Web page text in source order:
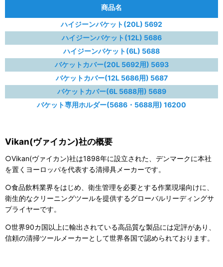
商品名
ハイジーンバケット(20L) 5692
ハイジーンバケット(12L) 5686
ハイジーンバケット(6L) 5688
バケットカバー(20L 5692用) 5693
バケットカバー(12L 5686用) 5687
バケットカバー(6L 5688用) 5689
バケット専用ホルダー(5686・5688用) 16200
Vikan(ヴァイカン)社の概要
○Vikan(ヴァイカン)社は1898年に設立された、デンマークに本社
を置くヨーロッパを代表する清掃具メーカーです。
○食品飲料業界をはじめ、衛生管理を必要とする作業現場向けに、
衛生的なクリーニングツールを提供するグローバルリーディングサ
プライヤーです。
○世界90カ国以上に輸出されている高品質な製品には定評があり、
信頼の清掃ツールメーカーとして世界各国で認められております。